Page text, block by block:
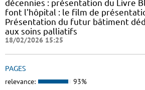
décennies : présentation du Livre
font l'hôpital : le film de
Présentation du futur bâtiment
aux soins palliatifs
18/02/2026 15:25
PAGES
relevance: 93%